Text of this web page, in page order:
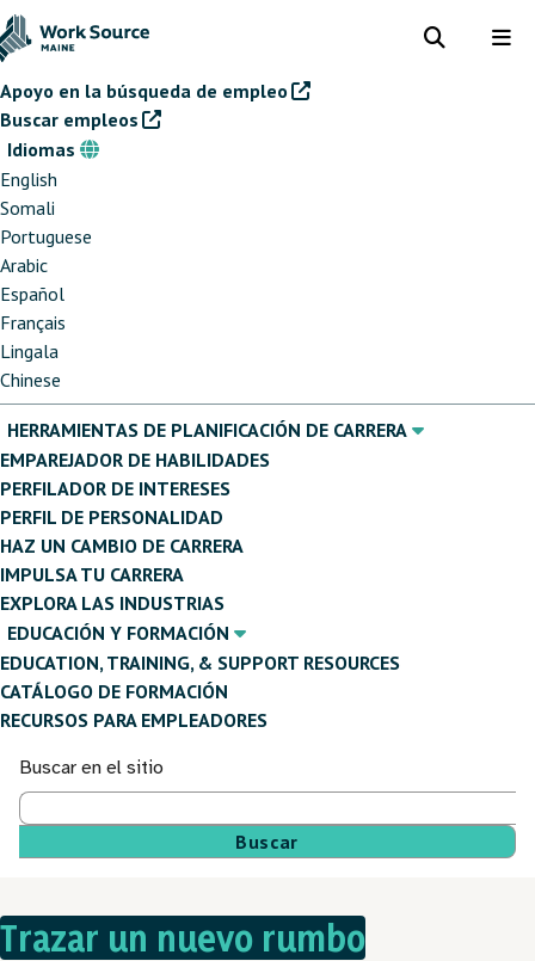
Pasar
al
principal
Toggle
Apoyo en la búsqueda de empleo
Buscar empleos
Idiomas
Idiomas
English
Somali
Portuguese
Arabic
Español
Français
Lingala
Chinese
HERRAMIENTAS DE PLANIFICACIÓN DE CARRERA
EMPAREJADOR DE HABILIDADES
PERFILADOR DE INTERESES
PERFIL DE PERSONALIDAD
HAZ UN CAMBIO DE CARRERA
IMPULSA TU CARRERA
EXPLORA LAS INDUSTRIAS
EDUCACIÓN Y FORMACIÓN
EDUCATION, TRAINING, & SUPPORT RESOURCES
CATÁLOGO DE FORMACIÓN
RECURSOS PARA EMPLEADORES
Buscar en el sitio
Trazar un nuevo rumbo